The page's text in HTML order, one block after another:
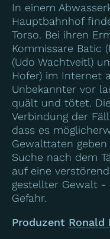
In einem
Hauptbahnhof
Torso. Bei ihren
Kommissare Batic
(Udo Wachtveitl)
Hofer) im Internet
Unbekannter vor
quält und tötet.
Verbindung der
dass es
Gewalttaten
Suche nach dem
auf eine
gestellter Gewalt -
Gefahr.
Produzent Ronald